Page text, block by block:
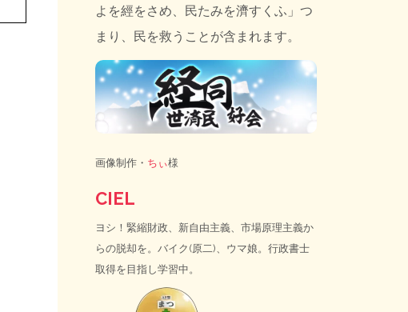
よを經をさめ、民たみを濟すくふ」つ
まり、民を救うことが含まれます。
画像制作・ ちぃ様
CIEL
ヨシ！緊縮財政、新自由主義、市場原理主義か
らの脱却を。バイク(原二)、ウマ娘。行政書士
取得を目指し学習中。